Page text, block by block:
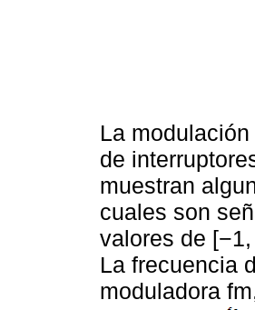
La
de
muestran
cuales son
valores de
La frecuencia
moduladora